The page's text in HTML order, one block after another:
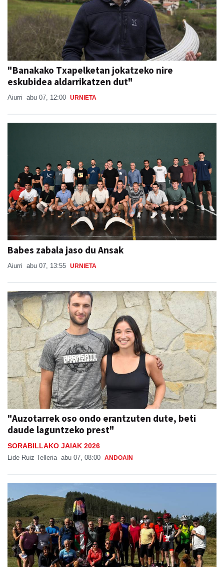
"Banakako Txapelketan jokatzeko nire
eskubidea aldarrikatzen dut"
Aiurri abu 07, 12:00 URNIETA
Babes zabala jaso du Ansak
Aiurri abu 07, 13:55 URNIETA
"Auzotarrek oso ondo erantzuten dute, beti
daude laguntzeko prest"
SORABILLAKO JAIAK 2026
Lide Ruiz Telleria abu 07, 08:00 ANDOAIN